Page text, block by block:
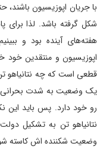
با جریان اپوزیسیون
شکل گرفته باشد. لذا برای
هفته‌های آینده بود و
اپوزیسیون و منتقدین خود
قطعی است که چه نتانیاهو
یک وضعیت به شدت بحرانی
رو خود دارد. پس باید این
نتانیاهو تن به تشکیل
وضعیت شکننده اش کاسته